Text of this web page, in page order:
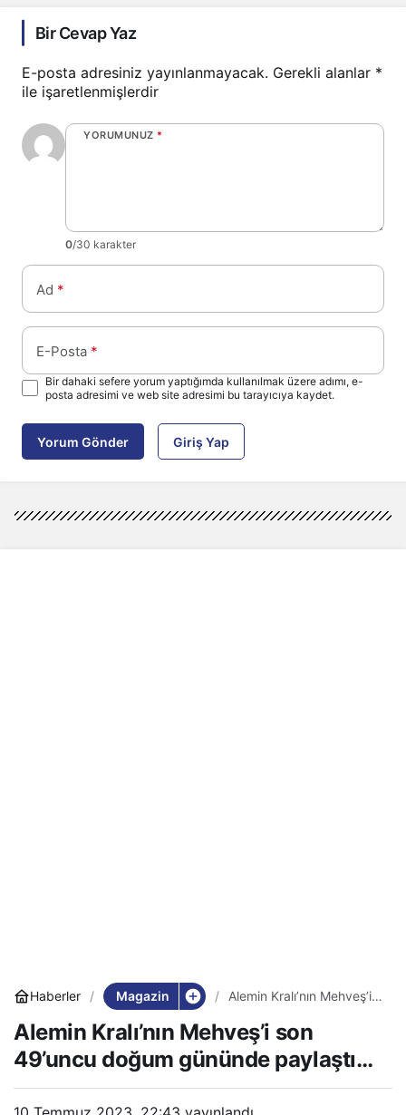
Bir Cevap Yaz
E-posta adresiniz yayınlanmayacak. Gerekli alanlar *
ile işaretlenmişlerdir
YORUMUNUZ *
0/30 karakter
Ad *
E-Posta *
Bir dahaki sefere yorum yaptığımda kullanılmak üzere adımı, e-
posta adresimi ve web site adresimi bu tarayıcıya kaydet.
Yorum Gönder Giriş Yap
Haberler Magazin
Alemin Kralı’nın Mehveş’i
gününde paylaştı…
Alemin Kralı’nın Mehveş’i son
49’uncu doğum gününde paylaştı…